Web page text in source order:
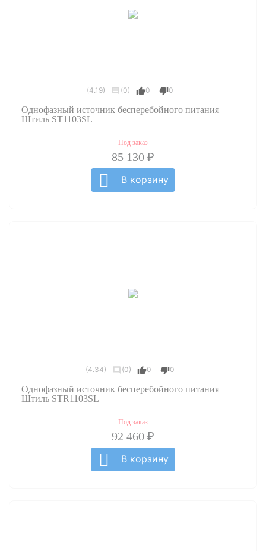
(4.19) (0) 0 0
Однофазный источник бесперебойного питания
Штиль ST1103SL
Под заказ
85 130 ₽
В корзину
(4.34) (0) 0 0
Однофазный источник бесперебойного питания
Штиль STR1103SL
Под заказ
92 460 ₽
В корзину